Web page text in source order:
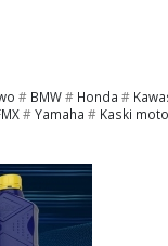
# BMW# Honda #
#Yamaha # Kaski